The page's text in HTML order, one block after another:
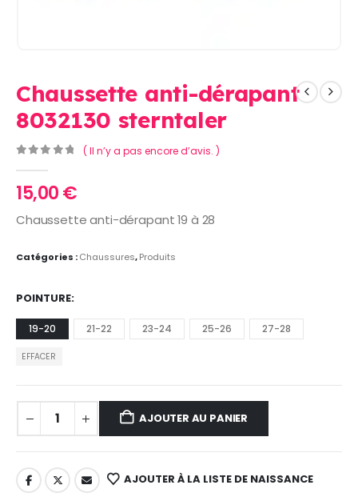
Chaussette anti-dérapant
8032130 sterntaler
( Il n’y a pas encore d’avis. )
15,00€
Chaussette anti-dérapant 19 à 28
Catégories :Chaussures,Produits
POINTURE
19-20 21-22 23-24 25-26 27-28
EFFACER
AJOUTER AU PANIER
AJOUTER À LA LISTE DE NAISSANCE